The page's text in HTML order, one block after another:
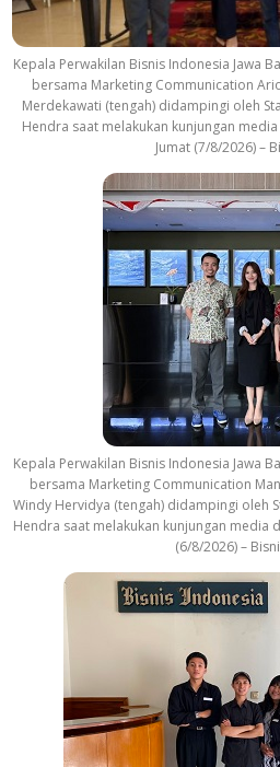
Kepala Perwakilan Bisnis Indonesia Jawa
bersama Marketing Communication
Merdekawati (tengah) didampingi oleh
Hendra saat melakukan kunjungan
Jumat (7/8/2026) –
Kepala Perwakilan Bisnis Indonesia Jawa
bersama Marketing Communication
Windy Hervidya (tengah) didampingi oleh
Hendra saat melakukan kunjungan media
(6/8/2026) –